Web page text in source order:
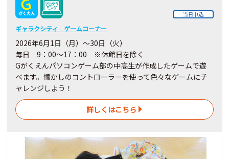
当日申込
ギャラクシティ ゲームコーナー
2026年6月1日（月）～30日（火）
毎日 9：00～17：00 ※休館日を除く
Gがくえんパソコンゲーム部の中高生が作成したゲームで遊
べます。懐かしのコントローラーを使って色々なゲームにチ
ャレンジしよう！
詳しくはこちら